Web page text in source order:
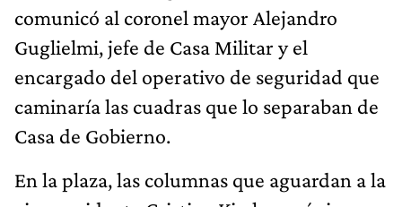
comunicó al coronel mayor Alejandro
Guglielmi, jefe de Casa Militar y el
encargado del operativo de seguridad que
caminaría las cuadras que lo separaban de
Casa de Gobierno.
En la plaza, las columnas que aguardan a la